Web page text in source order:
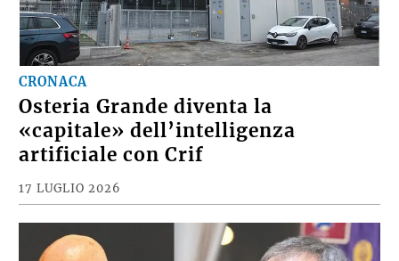
CRONACA
Osteria Grande diventa la
«capitale» dell’intelligenza
artificiale con Crif
17 LUGLIO 2026